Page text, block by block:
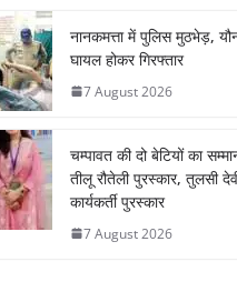
नानकमत्ता में पुलिस मुठभेड़,
घायल होकर गिरफ्तार
7 August 2026
चम्पावत की दो बेटियों का
तीलू रौतेली पुरस्कार, तुलसी
कार्यकर्ती पुरस्कार
7 August 2026